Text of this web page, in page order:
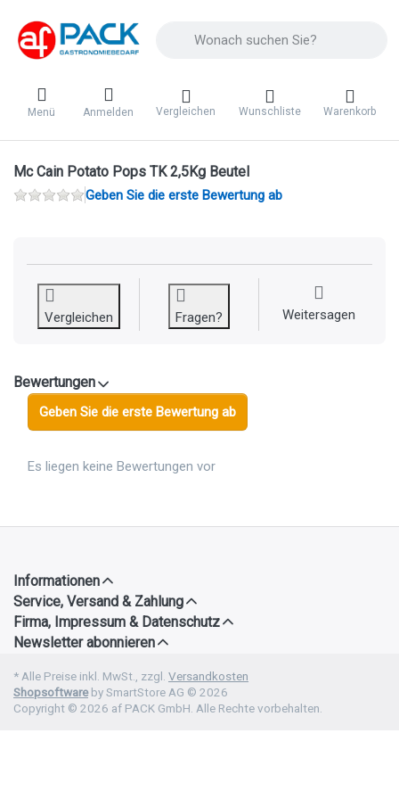
Menü Anmelden Vergleichen Wunschliste Warenkorb
Mc Cain Potato Pops TK 2,5Kg Beutel
Geben Sie die erste Bewertung ab
Vergleichen Fragen? Weitersagen
Bewertungen
Geben Sie die erste Bewertung ab
Es liegen keine Bewertungen vor
Informationen
Service, Versand & Zahlung
Firma, Impressum & Datenschutz
Newsletter abonnieren
* Alle Preise inkl. MwSt., zzgl. Versandkosten
Shopsoftwareby SmartStore AG © 2026
Copyright © 2026 af PACK GmbH. Alle Rechte vorbehalten.